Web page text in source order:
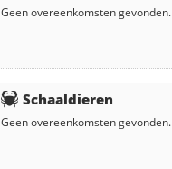
Geen overeenkomsten gevonden.
Schaaldieren
Geen overeenkomsten gevonden.